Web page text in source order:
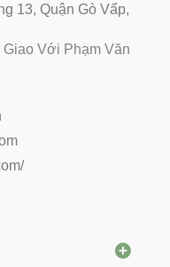
13, Quận Gò Vấp,
Với Phạm Văn